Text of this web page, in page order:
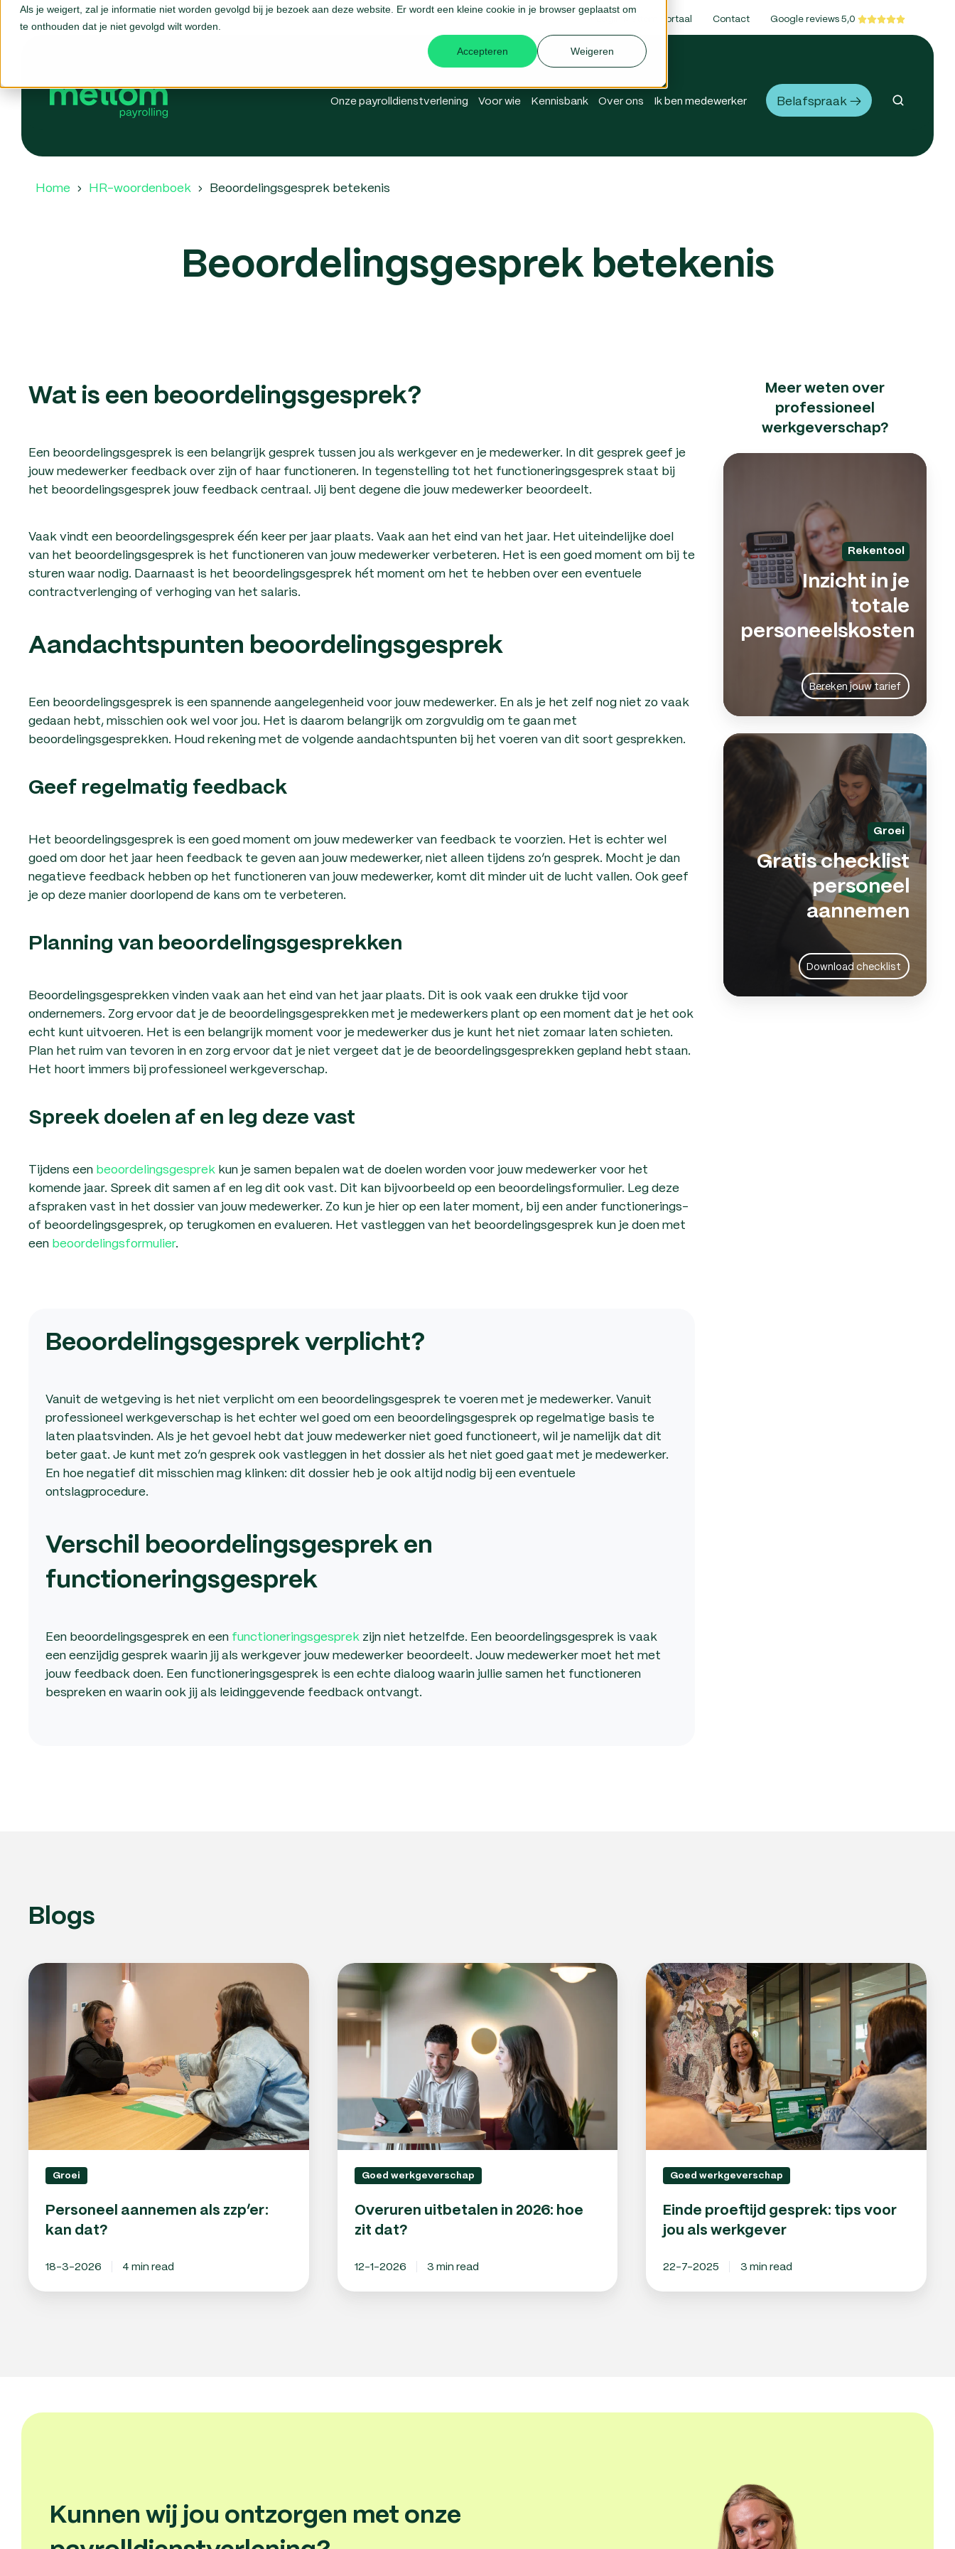
Als je weigert, zal je informatie niet worden gevolgd bij je bezoek aan deze website. Er wordt een kleine cookie in je browser geplaatst om
te onthouden dat je niet gevolgd wilt worden.
Accepteren Weigeren
Login Mettom Portaal Contact Google reviews 5,0
Onze payrolldienstverlening Voor wie Kennisbank Over ons Ik ben medewerker Belafspraak →
Home HR-woordenboek Beoordelingsgesprek betekenis
Beoordelingsgesprek betekenis
Wat is een beoordelingsgesprek?
Een beoordelingsgesprek is een belangrijk gesprek tussen jou als werkgever en je medewerker. In dit gesprek geef je
jouw medewerker feedback over zijn of haar functioneren. In tegenstelling tot het functioneringsgesprek staat bij
het beoordelingsgesprek jouw feedback centraal. Jij bent degene die jouw medewerker beoordeelt.
Vaak vindt een beoordelingsgesprek één keer per jaar plaats. Vaak aan het eind van het jaar. Het uiteindelijke doel
van het beoordelingsgesprek is het functioneren van jouw medewerker verbeteren. Het is een goed moment om bij te
sturen waar nodig. Daarnaast is het beoordelingsgesprek hét moment om het te hebben over een eventuele
contractverlenging of verhoging van het salaris.
Aandachtspunten beoordelingsgesprek
Een beoordelingsgesprek is een spannende aangelegenheid voor jouw medewerker. En als je het zelf nog niet zo vaak
gedaan hebt, misschien ook wel voor jou. Het is daarom belangrijk om zorgvuldig om te gaan met
beoordelingsgesprekken. Houd rekening met de volgende aandachtspunten bij het voeren van dit soort gesprekken.
Geef regelmatig feedback
Het beoordelingsgesprek is een goed moment om jouw medewerker van feedback te voorzien. Het is echter wel
goed om door het jaar heen feedback te geven aan jouw medewerker, niet alleen tijdens zo’n gesprek. Mocht je dan
negatieve feedback hebben op het functioneren van jouw medewerker, komt dit minder uit de lucht vallen. Ook geef
je op deze manier doorlopend de kans om te verbeteren.
Planning van beoordelingsgesprekken
Beoordelingsgesprekken vinden vaak aan het eind van het jaar plaats. Dit is ook vaak een drukke tijd voor
ondernemers. Zorg ervoor dat je de beoordelingsgesprekken met je medewerkers plant op een moment dat je het ook
echt kunt uitvoeren. Het is een belangrijk moment voor je medewerker dus je kunt het niet zomaar laten schieten.
Plan het ruim van tevoren in en zorg ervoor dat je niet vergeet dat je de beoordelingsgesprekken gepland hebt staan.
Het hoort immers bij professioneel werkgeverschap.
Spreek doelen af en leg deze vast
Tijdens eenbeoordelingsgesprekkun je samen bepalen wat de doelen worden voor jouw medewerker voor het
komende jaar. Spreek dit samen af en leg dit ook vast. Dit kan bijvoorbeeld op een beoordelingsformulier. Leg deze
afspraken vast in het dossier van jouw medewerker. Zo kun je hier op een later moment, bij een ander functionerings-
of beoordelingsgesprek, op terugkomen en evalueren. Het vastleggen van het beoordelingsgesprek kun je doen met
eenbeoordelingsformulier.
Beoordelingsgesprek verplicht?
Vanuit de wetgeving is het niet verplicht om een beoordelingsgesprek te voeren met je medewerker. Vanuit
professioneel werkgeverschap is het echter wel goed om een beoordelingsgesprek op regelmatige basis te
laten plaatsvinden. Als je het gevoel hebt dat jouw medewerker niet goed functioneert, wil je namelijk dat dit
beter gaat. Je kunt met zo’n gesprek ook vastleggen in het dossier als het niet goed gaat met je medewerker.
En hoe negatief dit misschien mag klinken: dit dossier heb je ook altijd nodig bij een eventuele
ontslagprocedure.
Verschil beoordelingsgesprek en
functioneringsgesprek
Een beoordelingsgesprek en eenfunctioneringsgesprekzijn niet hetzelfde. Een beoordelingsgesprek is vaak
een eenzijdig gesprek waarin jij als werkgever jouw medewerker beoordeelt. Jouw medewerker moet het met
jouw feedback doen. Een functioneringsgesprek is een echte dialoog waarin jullie samen het functioneren
bespreken en waarin ook jij als leidinggevende feedback ontvangt.
Meer weten over
professioneel
werkgeverschap?
Rekentool
Inzicht in je
totale
personeelskosten
Bereken jouw tarief
Groei
Gratis checklist
personeel
aannemen
Download checklist
Blogs
Personeel
Groei
Personeel aannemen als zzp’er:
kan dat?
18-3-2026 4 min read
Overuren
uitbetalen
in
2026:
hoe
Goed werkgeverschap
Overuren uitbetalen in 2026: hoe
zit dat?
12-1-2026 3 min read
Einde
proeftijd
gesprek:
tips
voor
als
werkgever
Goed werkgeverschap
Einde proeftijd gesprek: tips voor
jou als werkgever
22-7-2025 3 min read
Kunnen wij jou ontzorgen met onze